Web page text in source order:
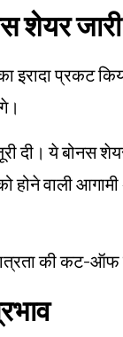
शेयर जारी
इरादा प्रकट
दी। ये बोनस
होने वाली
की कट-